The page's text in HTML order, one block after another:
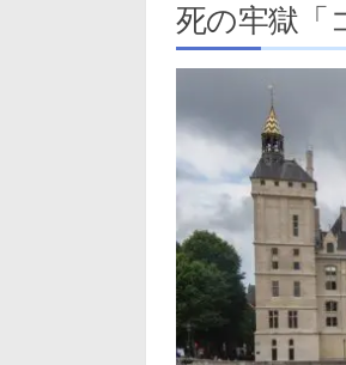
死の牢獄「